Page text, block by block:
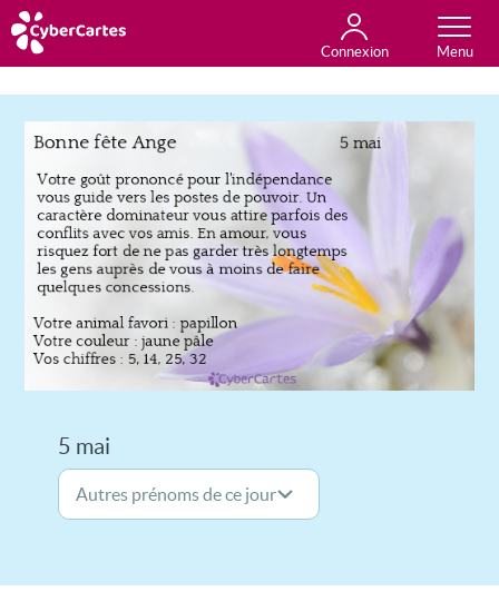
Connexion
Anniversaire
Fête du jour
Amour
Amitié
Merci
Toutes les cartes
5 mai